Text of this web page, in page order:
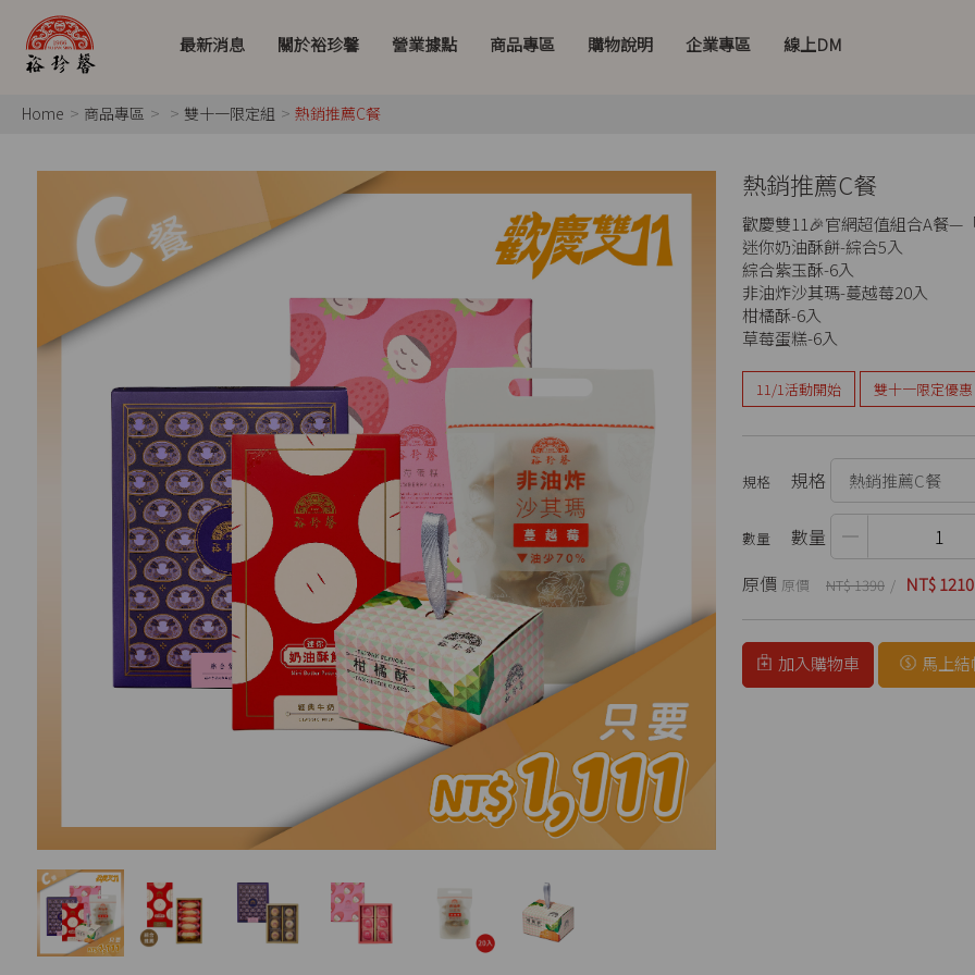
最新消息 關於裕珍馨 營業據點 商品專區 購物說明 企業專區 線上DM
Home 商品專區 雙十一限定組 熱銷推薦C餐
熱銷推薦C餐
歡慶雙11🎉官網超值組合A餐—
迷你奶油酥餅-綜合5入
綜合紫玉酥-6入
非油炸沙其瑪-蔓越莓20入
柑橘酥-6入
草莓蛋糕-6入
11/1活動開始 雙十一限定優惠
規格
數量
原價
NT$ 1390 NT$ 1210
加入購物車 馬上